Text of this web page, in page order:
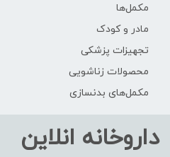
مکمل‌ها
مادر و کودک
تجهیزات پزشکی
محصولات زناشویی
مکمل‌های بدنسازی
داروخانه انلاین